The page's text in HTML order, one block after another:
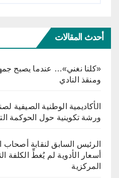
أحدث المقالات
«كلنا نغني»… عندما يصبح
ومنقذ النادي
الأكاديمية الوطنية
ورشة تكوينية حول الحوكمة
الرئيس السابق لنقابة أصحاب
أسعار الأدوية لم يُغطِّ الكلفة
المركزية